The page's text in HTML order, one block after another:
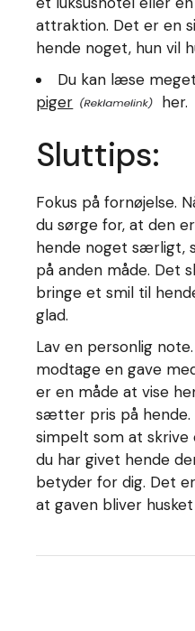
attraktion. Det er en
hende noget, hun vil
Du kan læse
piger
her.
Sluttips:
Fokus på fornøjelse.
du sørge for, at den
hende noget særligt,
på anden måde. Det
bringe et smil til
glad.
Lav en personlig
modtage en gave
er en måde at vise
sætter pris på
simpelt som at
du har givet hende
betyder for dig. Det
at gaven bliver